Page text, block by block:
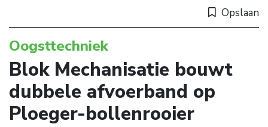
Opslaan
Oogsttechniek
Blok Mechanisatie bouwt
dubbele afvoerband op
Ploeger-bollenrooier